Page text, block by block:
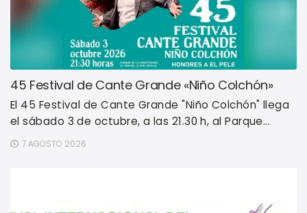
45 Festival de Cante Grande «Niño Colchón»
El 45 Festival de Cante Grande "Niño Colchón" llega
el sábado 3 de octubre, a las 21.30 h, al Parque...
7 AGOSTO 2026